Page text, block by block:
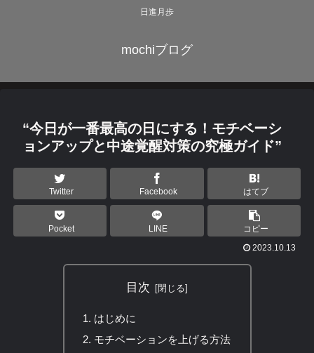
日進月歩
mochiブログ
“今日が一番最高の日にする！モチベーシ
ョンアップと中途覚醒対策の究極ガイド”
Twitter Facebook はてブ
Pocket LINE
コピー
2023.10.13
目次
はじめに
モチベーションを上げる方法